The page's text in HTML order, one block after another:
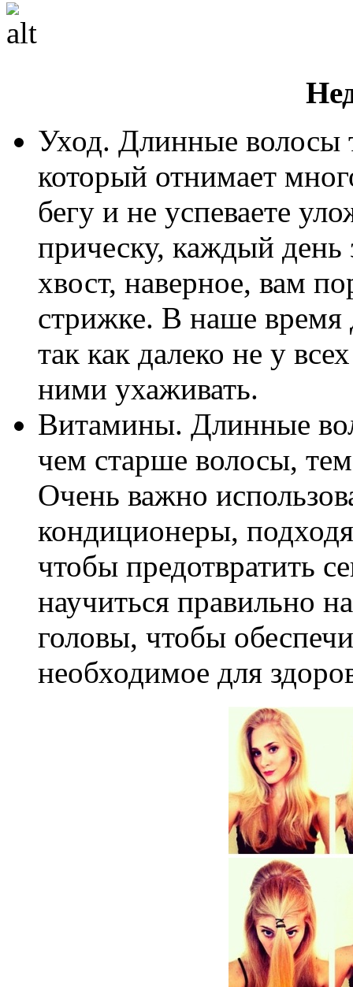
Уход. Длинные волосы
который отнимает
бегу и не успеваете
прическу, каждый день
хвост, наверное, вам
стрижке. В наше
так как далеко не у
ними ухаживать.
Витамины. Длинные
чем старше волосы,
Очень важно
кондиционеры,
чтобы предотвратить
научиться правильно
головы, чтобы
необходимое для